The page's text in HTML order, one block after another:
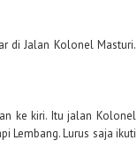
di Jalan Kolonel Masturi.
ke kiri. Itu jalan Kolonel
Lembang. Lurus saja ikuti